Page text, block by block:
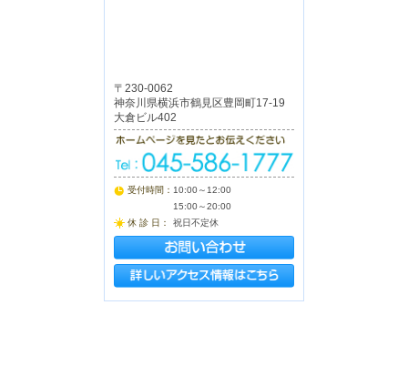
〒230-0062
神奈川県横浜市鶴見区豊岡町17-19
大倉ビル402
受付時間： 10:00～12:00
15:00～20:00
休 診 日：
祝日不定休